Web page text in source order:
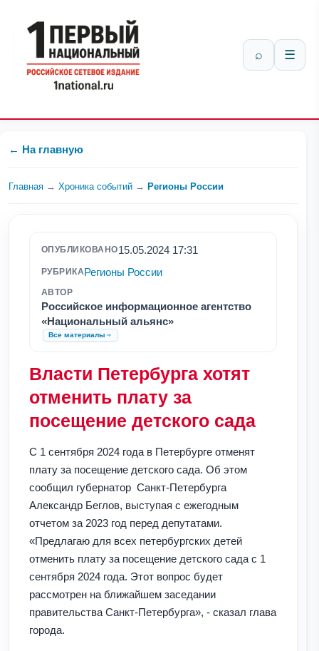
⌕ ☰
← На главную
Главная → Хроника событий → Регионы России
ОПУБЛИКОВАНО15.05.2024 17:31
РУБРИКАРегионы России
АВТОР
Российское информационное агентство
«Национальный альянс»
Все материалы
Власти Петербурга хотят
отменить плату за
посещение детского сада
С 1 сентября 2024 года в Петербурге отменят
плату за посещение детского сада. Об этом
сообщил губернатор Санкт-Петербурга
Александр Беглов, выступая с ежегодным
отчетом за 2023 год перед депутатами.
«Предлагаю для всех петербургских детей
отменить плату за посещение детского сада с 1
сентября 2024 года. Этот вопрос будет
рассмотрен на ближайшем заседании
правительства Санкт-Петербурга», - сказал глава
города.